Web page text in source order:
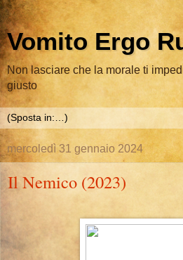
Vomito Ergo
Non lasciare che la morale ti
giusto
mercoledì 31 gennaio 2024
Il Nemico (2023)